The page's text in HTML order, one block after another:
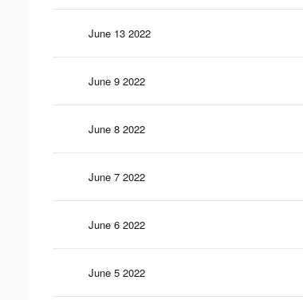
June 13 2022
June 9 2022
June 8 2022
June 7 2022
June 6 2022
June 5 2022